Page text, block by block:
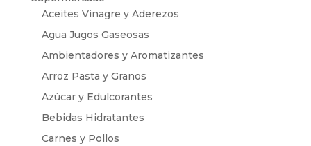
Aceites Vinagre y Aderezos
Agua Jugos Gaseosas
Ambientadores y Aromatizantes
Arroz Pasta y Granos
Azúcar y Edulcorantes
Bebidas Hidratantes
Carnes y Pollos